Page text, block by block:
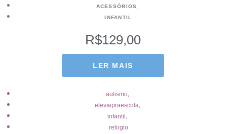
ACESSÓRIOS ,
INFANTIL
R$129,00
LER MAIS
autismo,
elevaipraescola,
infantil ,
relogio